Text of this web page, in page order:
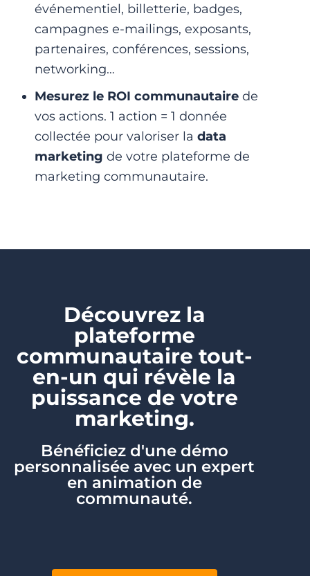
événementiel, billetterie, badges,
campagnes e-mailings, exposants,
partenaires, conférences, sessions,
networking…
Mesurez le ROI communautaire de
vos actions. 1 action = 1 donnée
collectée pour valoriser la data
marketing de votre plateforme de
marketing communautaire.
Découvrez la
plateforme
communautaire tout-
en-un qui révèle la
puissance de votre
marketing.
Bénéficiez d'une démo
personnalisée avec un expert
en animation de
communauté.